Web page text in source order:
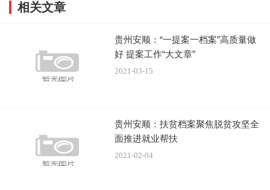
会紧密结合，围绕着“听党话、跟党走”团结一心，统一思
架起桥梁，鼓励在外人员返乡创业。
同乡会对外联络秘书长曹志强表示，近半年来他虽然很
会的发展，通过与支部党员和同乡会理事成员的接触和了
解，他深深感受到这是一个正能量、无私心的组织，他为能
成为其中一员而感到自豪，并表示以后一定多参加活动且发
相关文章
贵州安顺：“一提案一档案”高质量做
好 提案工作“大文章”
2021-03-15
贵州安顺：扶贫档案聚焦脱贫攻坚全
面推进就业帮扶
2021-02-04